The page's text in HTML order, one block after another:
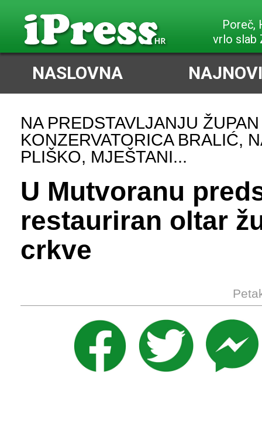
Poreč,
vrlo slab
NASLOVNA
NA PREDSTAVLJANJU
KONZERVATORICA BRALIĆ,
PLIŠKO, MJEŠTANI...
U Mutvoranu
restauriran oltar
crkve